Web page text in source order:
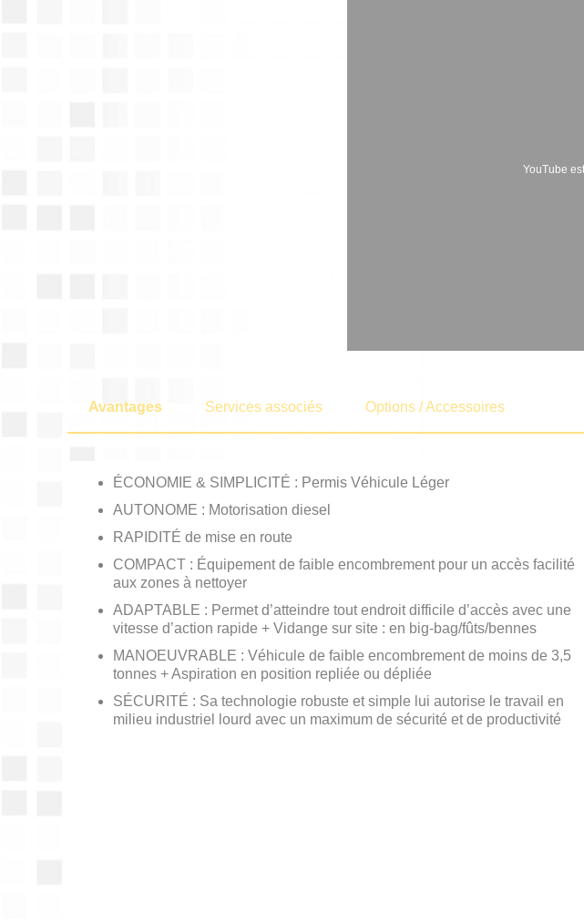
YouTube
Avantages Services associés Options / Accessoires
ÉCONOMIE & SIMPLICITÉ : Permis Véhicule Léger
AUTONOME : Motorisation diesel
RAPIDITÉ de mise en route
COMPACT : Équipement de faible encombrement pour un accès facilité
aux zones à nettoyer
ADAPTABLE : Permet d’atteindre tout endroit difficile d’accès avec une
vitesse d’action rapide + Vidange sur site : en big-bag/fûts/bennes
MANOEUVRABLE : Véhicule de faible encombrement de moins de 3,5
tonnes + Aspiration en position repliée ou dépliée
SÉCURITÉ : Sa technologie robuste et simple lui autorise le travail en
milieu industriel lourd avec un maximum de sécurité et de productivité